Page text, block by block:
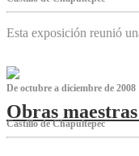
Esta exposición reunió
De octubre a diciembre de 2008
Obras
Castillo de Chapultepec